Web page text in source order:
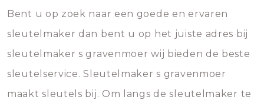
Bent u op zoek naar een goede en ervaren
sleutelmaker dan bent u op het juiste adres bij
sleutelmaker s gravenmoer wij bieden de beste
sleutelservice. Sleutelmaker s gravenmoer
maakt sleutels bij. Om langs de sleutelmaker te